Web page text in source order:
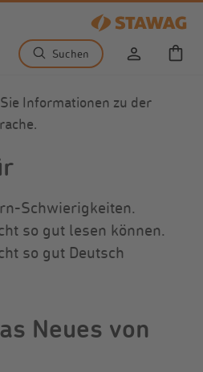
Suchen
Informationen zu der
Schwierigkeiten.
so gut lesen können.
so gut Deutsch
Neues von